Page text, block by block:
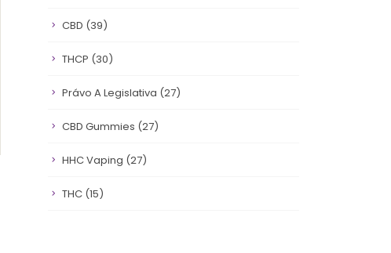
CBD (39)
THCP (30)
Právo A Legislativa (27)
CBD Gummies (27)
HHC Vaping (27)
THC (15)